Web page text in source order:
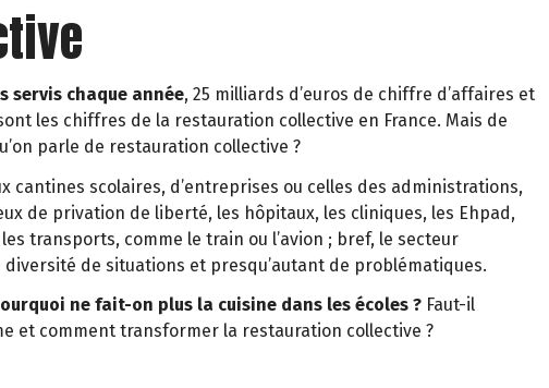
servis chaque année, 25 milliards d’euros de chiffre d’affaires et
les chiffres de la restauration collective en France. Mais de
parle de restauration collective ?
cantines scolaires, d’entreprises ou celles des administrations,
de privation de liberté, les hôpitaux, les cliniques, les Ehpad,
transports, comme le train ou l’avion ; bref, le secteur
de situations et presqu’autant de problématiques.
ne fait-on plus la cuisine dans les écoles ? Faut-il
et comment transformer la restauration collective ?